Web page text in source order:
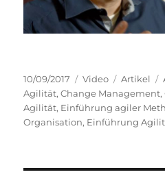
Veröffentlicht
am
10/09/2017 Format
Video Artikel
Agilität,Change Management,
Agilität, Einführung agiler
Organisation, Einführung